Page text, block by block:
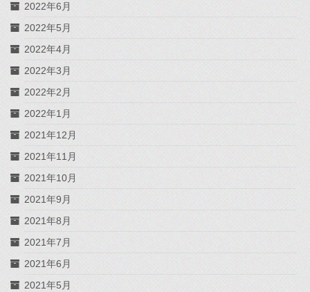
2022年6月
2022年5月
2022年4月
2022年3月
2022年2月
2022年1月
2021年12月
2021年11月
2021年10月
2021年9月
2021年8月
2021年7月
2021年6月
2021年5月